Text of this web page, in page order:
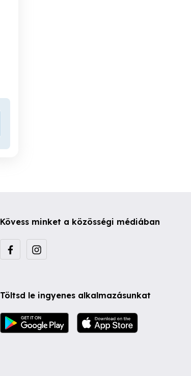
Kövess minket a közösségi médiában
Töltsd le ingyenes alkalmazásunkat